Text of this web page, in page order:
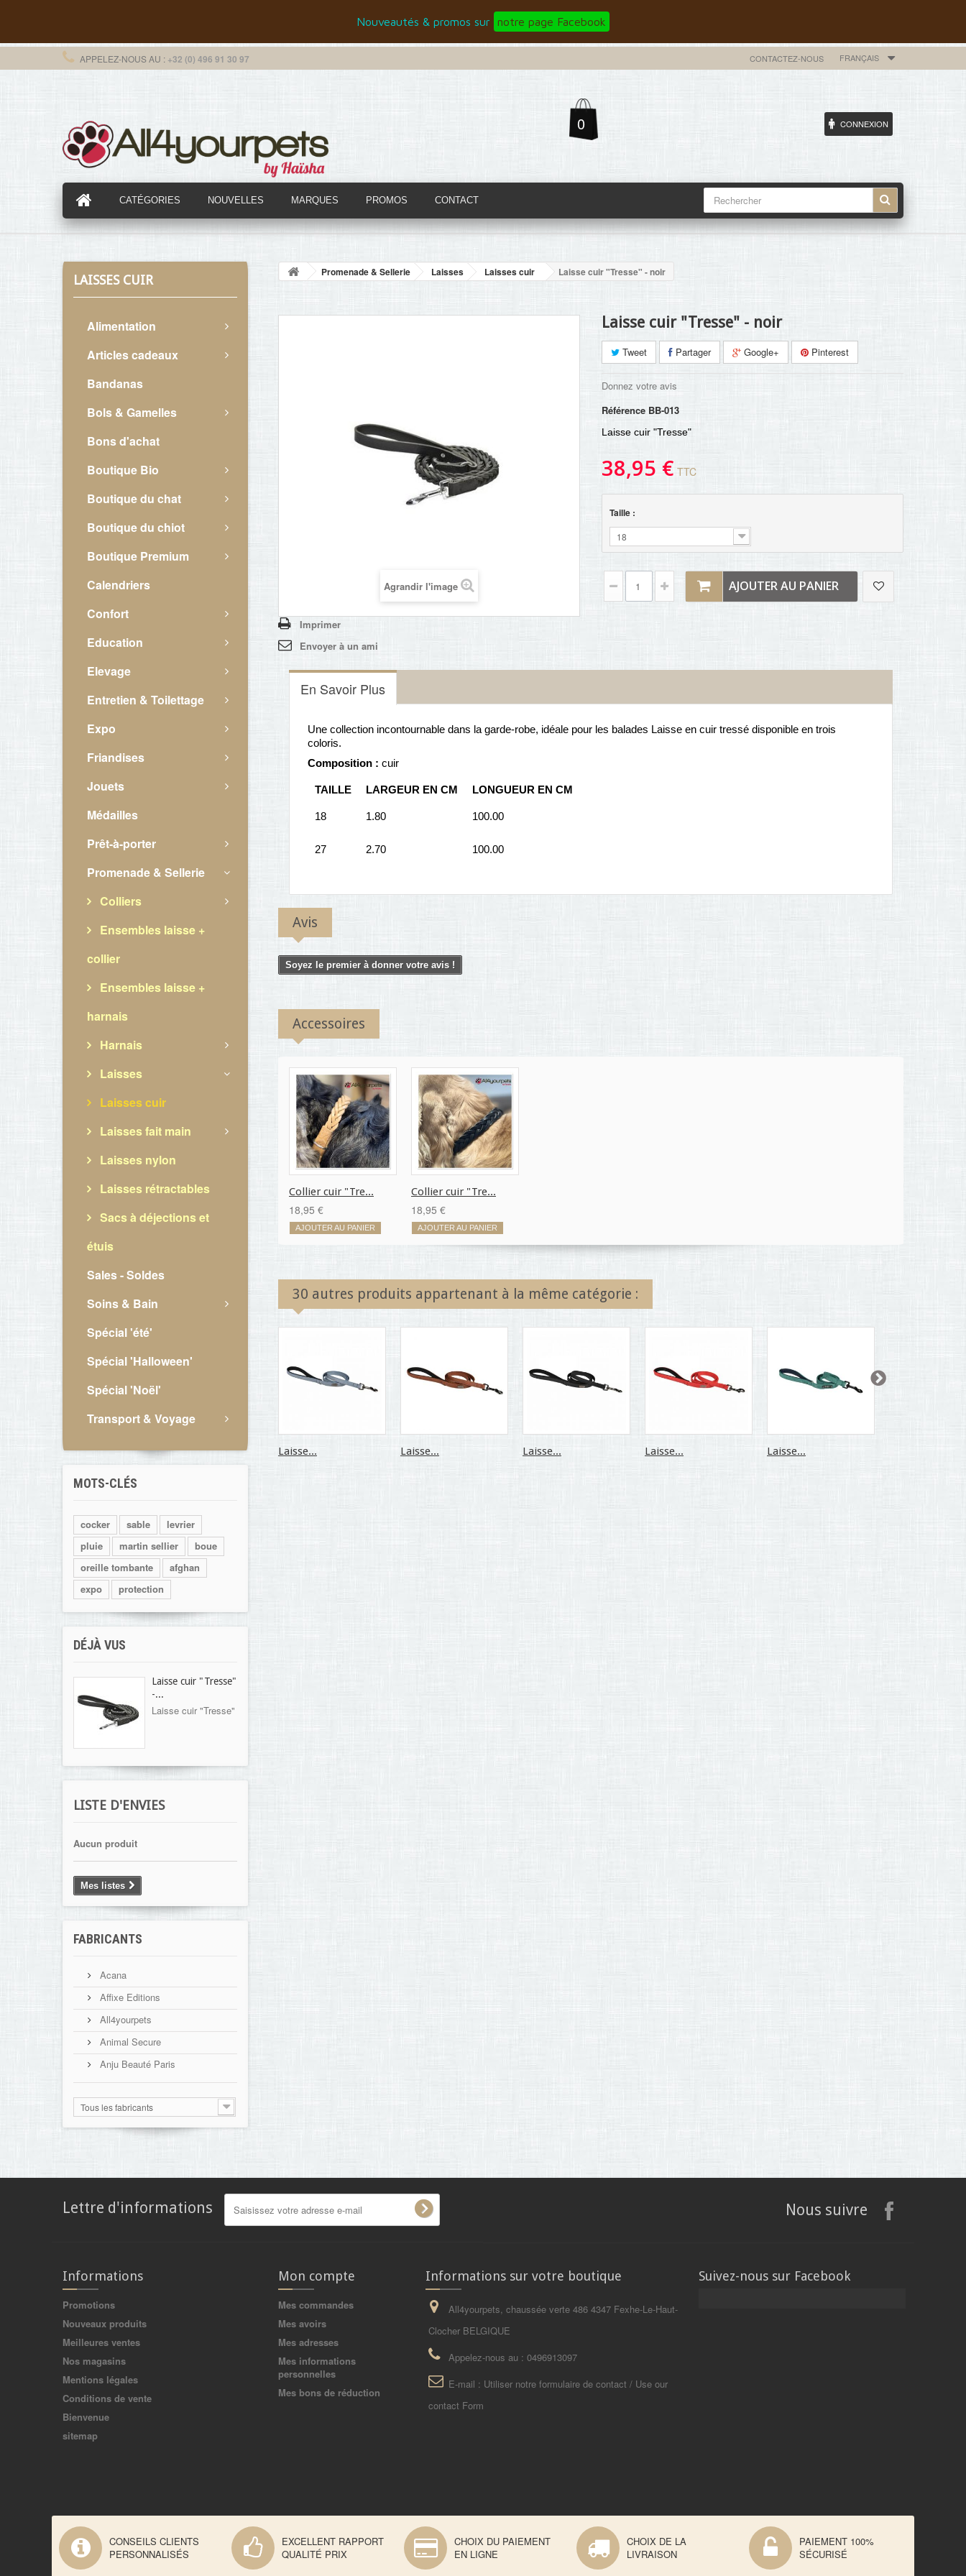
Nouveautés & promos sur notre page Facebook
FRANÇAIS
CONTACTEZ-NOUS
APPELEZ-NOUS AU : +32 (0) 496 91 30 97
0 CONNEXION
CATÉGORIES NOUVELLES MARQUES PROMOS CONTACT
LAISSES CUIR
Alimentation
Articles cadeaux
Bandanas
Bols & Gamelles
Bons d'achat
Boutique Bio
Boutique du chat
Boutique du chiot
Boutique Premium
Calendriers
Confort
Education
Elevage
Entretien & Toilettage
Expo
Friandises
Jouets
Médailles
Prêt-à-porter
Promenade & Sellerie
Colliers
Ensembles laisse +
collier
Ensembles laisse +
harnais
Harnais
Laisses
Laisses cuir
Laisses fait main
Laisses nylon
Laisses rétractables
Sacs à déjections et
étuis
Sales - Soldes
Soins & Bain
Spécial 'été'
Spécial 'Halloween'
Spécial 'Noël'
Transport & Voyage
MOTS-CLÉS
cocker sable
levrier
pluie
martin sellier
boue
oreille tombante
afghan
expo
protection
DÉJÀ VUS
Laisse cuir "Tresse"
-...
Laisse cuir "Tresse"
LISTE D'ENVIES
Aucun produit
Mes listes
FABRICANTS
Acana
Affixe Editions
All4yourpets
Animal Secure
Anju Beauté Paris
Tous les fabricants
Promenade & Sellerie Laisses Laisses cuir Laisse cuir "Tresse" - noir
Agrandir l'image
Imprimer
Envoyer à un ami
Laisse cuir "Tresse" - noir
Tweet Partager Google+ Pinterest
Donnez votre avis
Référence BB-013
Laisse cuir "Tresse"
38,95 € TTC
Taille :
18
AJOUTER AU PANIER
En Savoir Plus
Une collection incontournable dans la garde-robe, idéale pour les balades Laisse en cuir tressé disponible en trois
coloris.
Composition : cuir
TAILLE LARGEUR EN CM LONGUEUR EN CM
18 1.80 100.00
27 2.70 100.00
Avis
Soyez le premier à donner votre avis !
Accessoires
Collier cuir "Tre...
18,95 €
AJOUTER AU PANIER
Collier cuir "Tre...
18,95 €
AJOUTER AU PANIER
30 autres produits appartenant à la même catégorie :
Laisse... Laisse... Laisse... Laisse... Laisse...
Lettre d'informations Nous suivre
Informations
Promotions
Nouveaux produits
Meilleures ventes
Nos magasins
Mentions légales
Conditions de vente
Bienvenue
sitemap
Mon compte
Mes commandes
Mes avoirs
Mes adresses
Mes informations
personnelles
Mes bons de réduction
Informations sur votre boutique
All4yourpets, chaussée verte 486 4347 Fexhe-Le-Haut-
Clocher BELGIQUE
Appelez-nous au : 0496913097
E-mail : Utiliser notre formulaire de contact / Use our
contact Form
Suivez-nous sur Facebook
CONSEILS CLIENTS
PERSONNALISÉS
EXCELLENT RAPPORT
QUALITÉ PRIX
CHOIX DU PAIEMENT
EN LIGNE
CHOIX DE LA
LIVRAISON
PAIEMENT 100%
SÉCURISÉ